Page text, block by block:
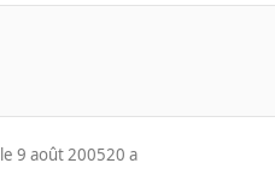
le 9 août 200520 a